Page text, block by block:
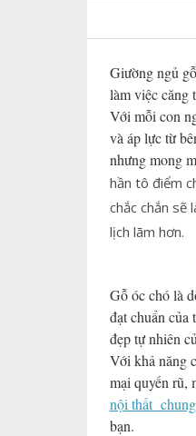
Giường ngủ
làm việc căng
Với mỗi con
và áp lực từ
nhưng mong
hần tô điểm
chắc chắn sẽ
lịch lãm hơn.
Gỗ óc chó là
đạt chuẩn
đẹp tự nhiên
Với khả năng
mại quyến rũ,
nội thất
bạn.